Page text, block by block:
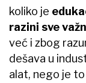
koliko je
razini sve
već i zbog
dešava u
alat, nego je